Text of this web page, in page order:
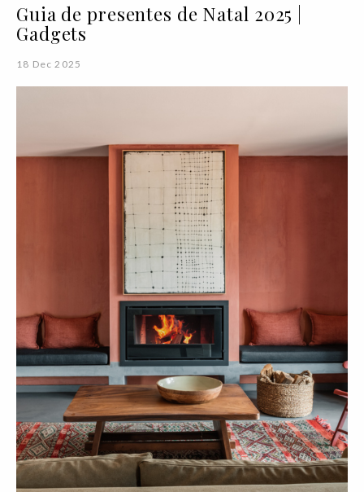
Guia de presentes de Natal 2025 |
Gadgets
18 Dec 2025